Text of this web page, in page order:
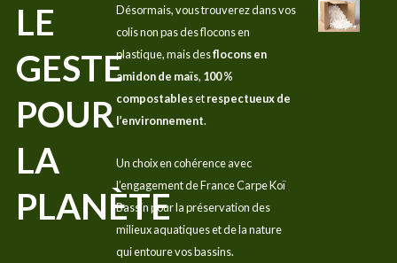
LE
GESTE
POUR
LA
PLANÈTE
Désormais, vous trouverez dans vos
colis non pas des flocons en
plastique, mais desflocons en
amidon de maïs, 100 %
compostablesetrespectueux de
l’environnement.
Un choix en cohérence avec
l’engagement de France Carpe Koï
Bassin pour la préservation des
milieux aquatiques et de la nature
qui entoure vos bassins.